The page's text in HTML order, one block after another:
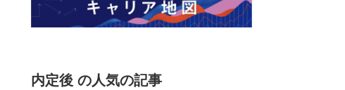
内定後 の人気の記事